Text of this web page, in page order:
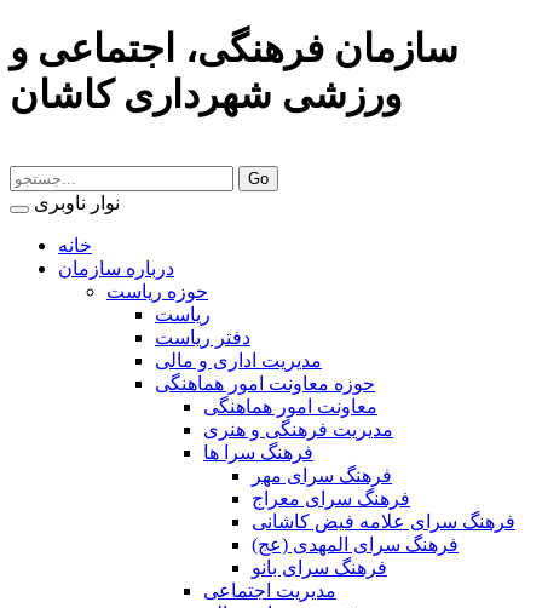
سازمان فرهنگی، اجتماعی و
ورزشی شهرداری کاشان
نوار ناوبری
خانه
درباره سازمان
حوزه ریاست
ریاست
دفتر ریاست
مدیریت اداری و مالی
حوزه معاونت امور هماهنگی
معاونت امور هماهنگی
مدیریت فرهنگی و هنری
فرهنگ سرا ها
فرهنگ سرای مهر
فرهنگ سرای معراج
فرهنگ سرای علامه فیض کاشانی
فرهنگ سرای المهدی (عج)
فرهنگ سرای بانو
مدیریت اجتماعی